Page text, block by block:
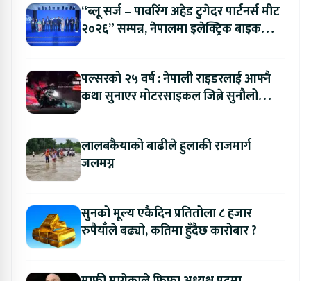
“ब्लू सर्ज – पावरिंग अहेड टुगेदर पार्टनर्स मीट
२०२६” सम्पन्न, नेपालमा इलेक्ट्रिक बाइक
पल्सरको २५ वर्ष : नेपाली राइडरलाई आफ्नै
कथा सुनाएर मोटरसाइकल जित्ने सुनौलो
लालबकैयाको बाढीले हुलाकी राजमार्ग
जलमग्न
सुनको मूल्य एकैदिन प्रतितोला ८ हजार
रुपैयाँले बढ्यो, कतिमा हुँदैछ कारोबार ?